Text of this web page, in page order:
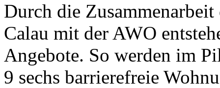
Durch die
Calau mit der AWO
Angebote. So werden im
9 sechs barrierefreie